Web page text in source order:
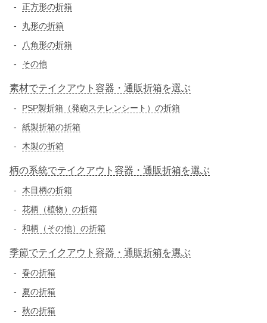
正方形の折箱
丸形の折箱
八角形の折箱
その他
素材でテイクアウト容器・通販折箱を選ぶ
PSP製折箱（発砲スチレンシート）の折箱
紙製折箱の折箱
木製の折箱
柄の系統でテイクアウト容器・通販折箱を選ぶ
木目柄の折箱
花柄（植物）の折箱
和柄（その他）の折箱
季節でテイクアウト容器・通販折箱を選ぶ
春の折箱
夏の折箱
秋の折箱